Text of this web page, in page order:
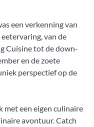
een verkenning van
van de
Cuisine tot de down-
en de zoete
perspectief op de
met een eigen culinaire
avontuur. Catch